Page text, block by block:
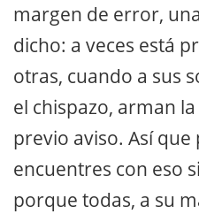
margen de error,
dicho: a veces está
otras, cuando a sus
el chispazo, arman
previo aviso. Así que
encuentres con eso
porque todas, a su